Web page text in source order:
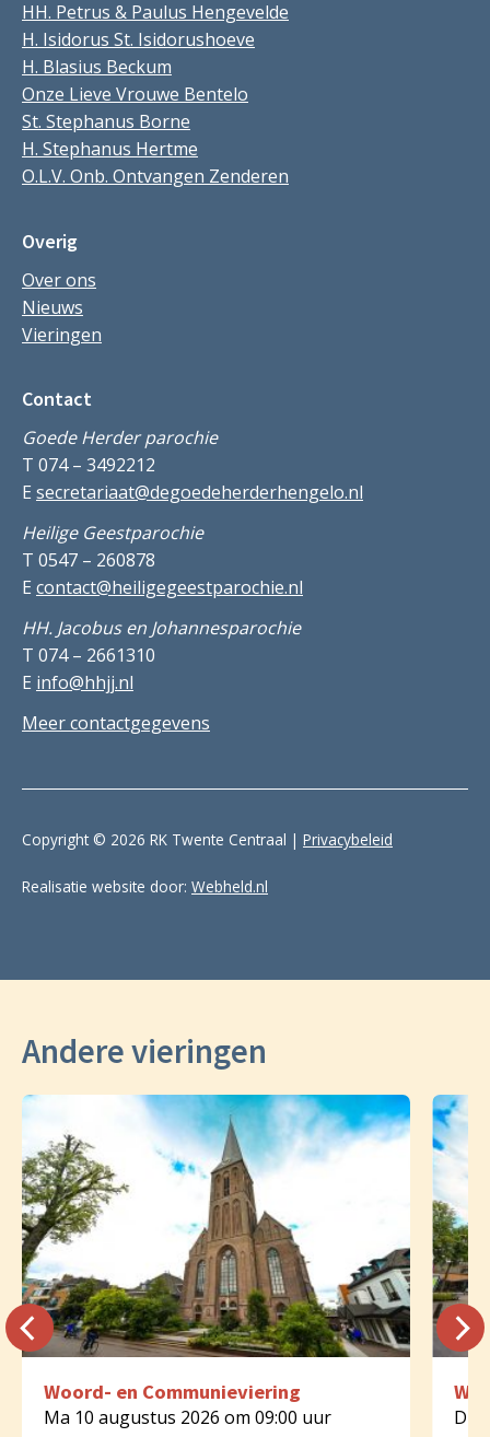
HH. Petrus & Paulus Hengevelde
H. Isidorus St. Isidorushoeve
H. Blasius Beckum
Onze Lieve Vrouwe Bentelo
St. Stephanus Borne
H. Stephanus Hertme
O.L.V. Onb. Ontvangen Zenderen
Overig
Over ons
Nieuws
Vieringen
Contact
Goede Herder parochie
T 074 – 3492212
E secretariaat@degoedeherderhengelo.nl
Heilige Geestparochie
T 0547 – 260878
E contact@heiligegeestparochie.nl
HH. Jacobus en Johannesparochie
T 074 – 2661310
E info@hhjj.nl
Meer contactgegevens
Copyright © 2026 RK Twente Centraal | Privacybeleid
Realisatie website door: Webheld.nl
Andere vieringen
Woord- en Communieviering
Ma 10 augustus 2026 om 09:00 uur
Di